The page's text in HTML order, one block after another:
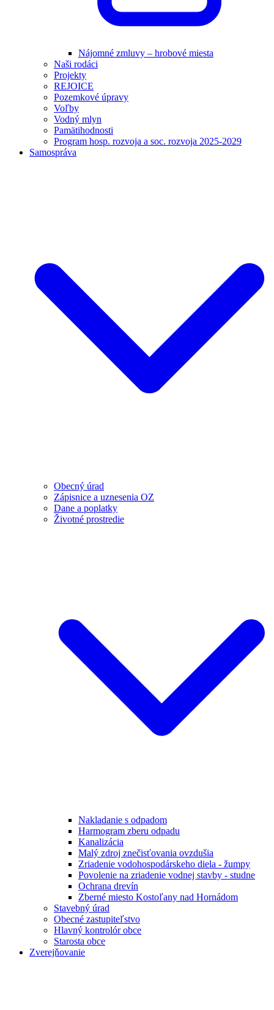
Nájomné zmluvy – hrobové miesta
Naši rodáci
Projekty
REJOICE
Pozemkové úpravy
Voľby
Vodný mlyn
Pamätihodnosti
Program hosp. rozvoja a soc. rozvoja 2025-2029
Samospráva
Obecný úrad
Zápisnice a uznesenia OZ
Dane a poplatky
Životné prostredie
Nakladanie s odpadom
Harmogram zberu odpadu
Kanalizácia
Malý zdroj znečisťovania ovzdušia
Zriadenie vodohospodárskeho diela - žumpy
Povolenie na zriadenie vodnej stavby - studne
Ochrana drevín
Zberné miesto Kostoľany nad Hornádom
Stavebný úrad
Obecné zastupiteľstvo
Hlavný kontrolór obce
Starosta obce
Zverejňovanie